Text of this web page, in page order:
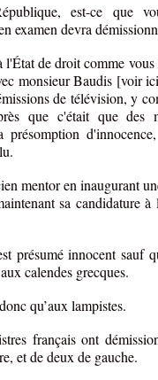
est-ce que
examen devra
l'État de droit comme
monsieur Baudis [voir
de télévision, y
que c'était que des
mentor en inaugurant
sa candidature à
présumé innocent sauf
calendes grecques.
qu’aux lampistes.
français ont
et de deux de gauche.